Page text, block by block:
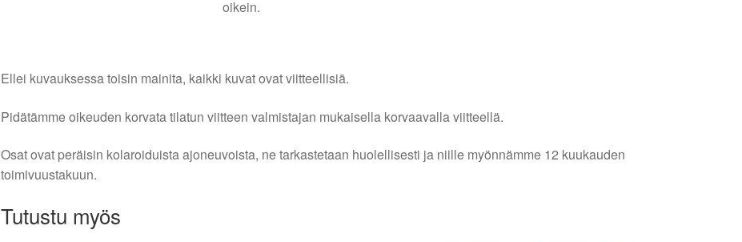
oikein.
Ellei kuvauksessa toisin mainita, kaikki kuvat ovat viitteellisiä.
Pidätämme oikeuden korvata tilatun viitteen valmistajan mukaisella korvaavalla viitteellä.
Osat ovat peräisin kolaroiduista ajoneuvoista, ne tarkastetaan huolellisesti ja niille myönnämme 12 kuukauden
toimivuustakuun.
Tutustu myös